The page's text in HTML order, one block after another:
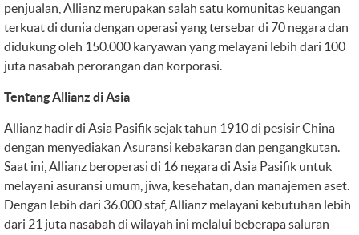
penjualan, Allianz merupakan salah satu komunitas keuangan
terkuat di dunia dengan operasi yang tersebar di 70 negara dan
didukung oleh 150.000 karyawan yang melayani lebih dari 100
juta nasabah perorangan dan korporasi.
Tentang Allianz di Asia
Allianz hadir di Asia Pasifik sejak tahun 1910 di pesisir China
dengan menyediakan Asuransi kebakaran dan pengangkutan.
Saat ini, Allianz beroperasi di 16 negara di Asia Pasifik untuk
melayani asuransi umum, jiwa, kesehatan, dan manajemen aset.
Dengan lebih dari 36.000 staf, Allianz melayani kebutuhan lebih
dari 21 juta nasabah di wilayah ini melalui beberapa saluran